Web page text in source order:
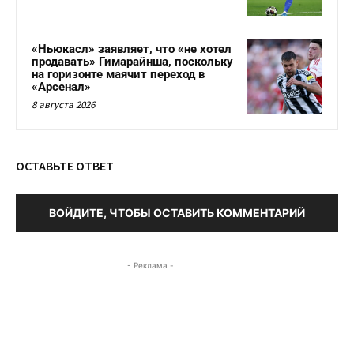
«Ньюкасл» заявляет, что «не хотел
продавать» Гимарайнша, поскольку
на горизонте маячит переход в
«Арсенал»
8 августа 2026
ОСТАВЬТЕ ОТВЕТ
ВОЙДИТЕ, ЧТОБЫ ОСТАВИТЬ КОММЕНТАРИЙ
- Реклама -